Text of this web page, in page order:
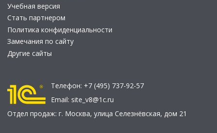
Учебная версия
Стать партнером
Политика конфиденциальности
Замечания по сайту
Другие сайты
Телефон: +7 (495) 737-92-57
Email: site_v8@1c.ru
Отдел продаж: г. Москва, улица Селезнёвская, дом 21